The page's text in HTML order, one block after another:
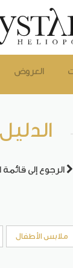
العروض
الدليل
الرجوع إلى قائمة
ملابس الأطفال